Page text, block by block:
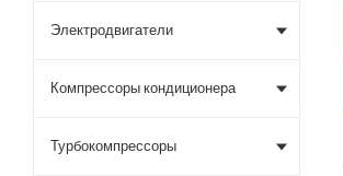
Электродвигатели
Компрессоры кондиционера
Турбокомпрессоры